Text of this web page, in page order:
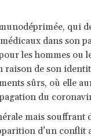
qui
dans son
les hommes ou
raison de son
sûrs, où elle
du
mais souffrant
d’un conflit